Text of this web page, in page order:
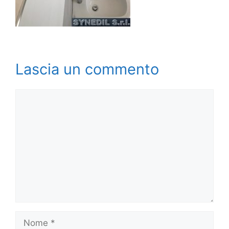
Lascia un commento
Nome